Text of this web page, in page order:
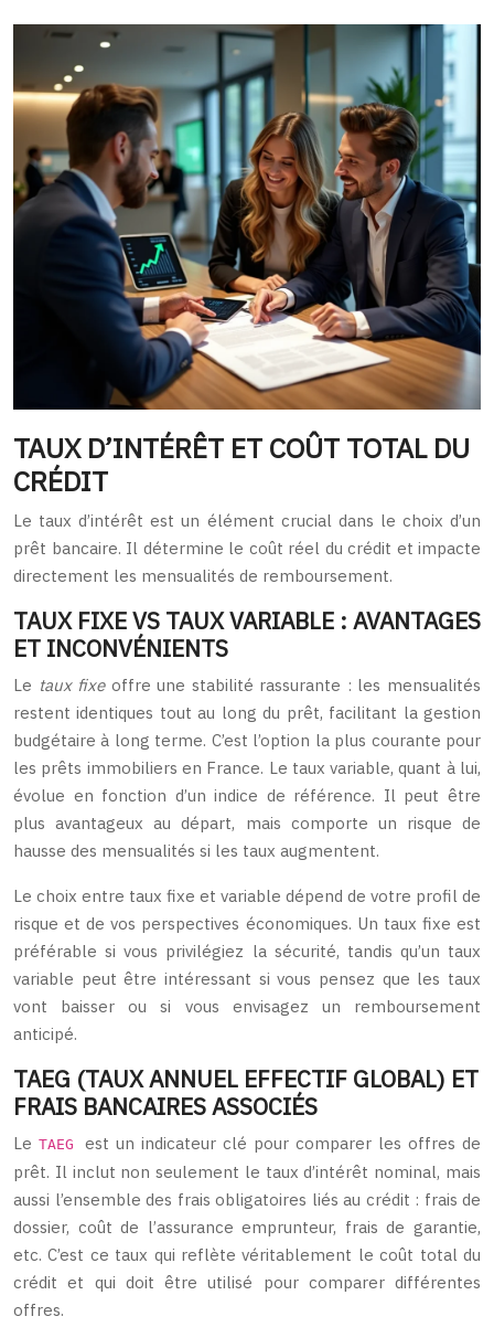
TAUX D’INTÉRÊT ET COÛT TOTAL DU
CRÉDIT
Le taux d’intérêt est un élément crucial dans le choix d’un
prêt bancaire. Il détermine le coût réel du crédit et impacte
directement les mensualités de remboursement.
TAUX FIXE VS TAUX VARIABLE : AVANTAGES
ET INCONVÉNIENTS
Le taux fixe offre une stabilité rassurante : les mensualités
restent identiques tout au long du prêt, facilitant la gestion
budgétaire à long terme. C’est l’option la plus courante pour
les prêts immobiliers en France. Le taux variable, quant à lui,
évolue en fonction d’un indice de référence. Il peut être
plus avantageux au départ, mais comporte un risque de
hausse des mensualités si les taux augmentent.
Le choix entre taux fixe et variable dépend de votre profil de
risque et de vos perspectives économiques. Un taux fixe est
préférable si vous privilégiez la sécurité, tandis qu’un taux
variable peut être intéressant si vous pensez que les taux
vont baisser ou si vous envisagez un remboursement
anticipé.
TAEG (TAUX ANNUEL EFFECTIF GLOBAL) ET
FRAIS BANCAIRES ASSOCIÉS
Le TAEG est un indicateur clé pour comparer les offres de
prêt. Il inclut non seulement le taux d’intérêt nominal, mais
aussi l’ensemble des frais obligatoires liés au crédit : frais de
dossier, coût de l’assurance emprunteur, frais de garantie,
etc. C’est ce taux qui reflète véritablement le coût total du
crédit et qui doit être utilisé pour comparer différentes
offres.